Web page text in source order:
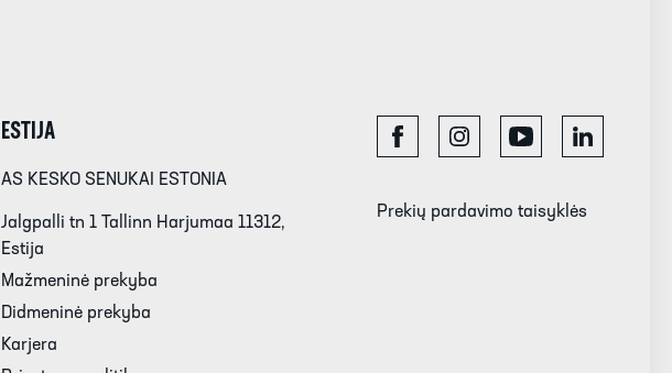
ESTIJA
AS KESKO SENUKAI ESTONIA
Jalgpalli tn 1 Tallinn Harjumaa 11312,
Estija
Mažmeninė prekyba
Didmeninė prekyba
Karjera
Prekių pardavimo taisyklės